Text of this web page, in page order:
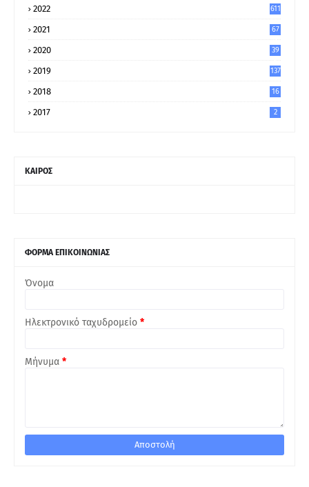
2022 611
2021
67
2020
39
2019 137
2018 16
2017 2
ΚΑΙΡΟΣ
ΦΟΡΜΑ ΕΠΙΚΟΙΝΩΝΙΑΣ
Όνομα
Ηλεκτρονικό ταχυδρομείο *
Μήνυμα *